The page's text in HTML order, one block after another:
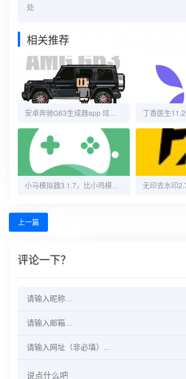
处
相关推荐
上一篇
评论一下？